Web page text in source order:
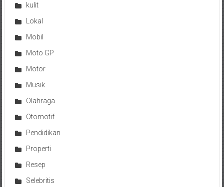
kulit
Lokal
Mobil
Moto GP
Motor
Musik
Olahraga
Otomotif
Pendidikan
Properti
Resep
Selebritis